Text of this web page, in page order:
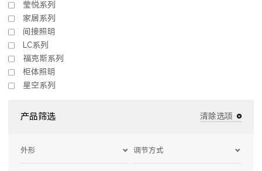
莹悦系列
家居系列
间接照明
LC系列
福克斯系列
柜体照明
星空系列
产品筛选 清除选项
外形 调节方式